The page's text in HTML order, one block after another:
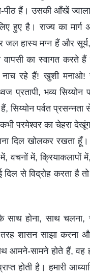
पीठ हैं। उसकी आँखें
हुए है। राज्य का
जल हास्‍य मग्‍न हैं और
का स्वागत करते हैं
रहे हैं! खुशी मनाओ!
प्रतापी, भव्‍य सिय्योन
सिय्योन पर्वत
परमेश्वर का चेहरा
दिल खोलकर रखता
वचनों में, क्रियाकलापों
से विद्रोह करता है
साथ होना, साथ
शासन साझा करना
आमने-सामने होते हैं, वह
होती है। हमारी